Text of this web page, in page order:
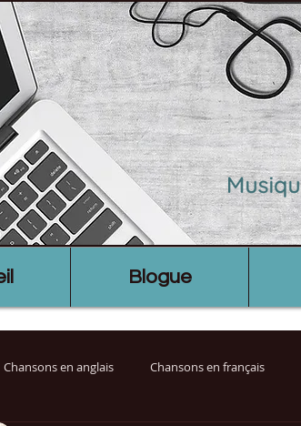
Blogue
Chansons en anglais Chansons en français